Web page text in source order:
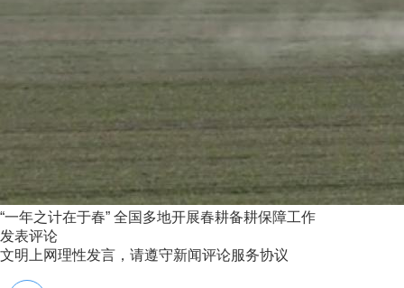
“一年之计在于春” 全国多地开展春耕备耕保障工作
发表评论
文明上网理性发言，请遵守新闻评论服务协议